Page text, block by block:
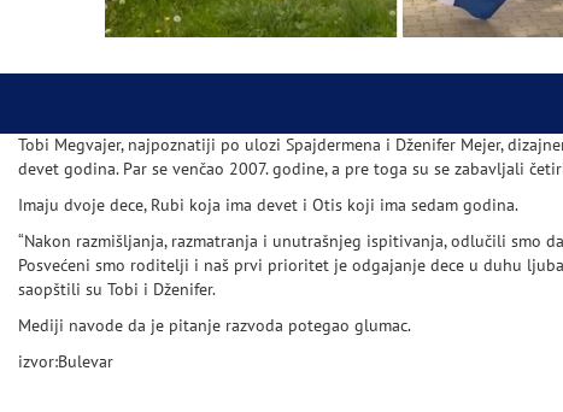
Tobi Megvajer, najpoznatiji po ulozi Spajdermena i Dženifer Mejer,
devet godina. Par se venčao 2007. godine, a pre toga su se zabavljali
Imaju dvoje dece, Rubi koja ima devet i Otis koji ima sedam godina.
“Nakon razmišljanja, razmatranja i unutrašnjeg ispitivanja, odlučili smo
Posvećeni smo roditelji i naš prvi prioritet je odgajanje dece u duhu
saopštili su Tobi i Dženifer.
Mediji navode da je pitanje razvoda potegao glumac.
izvor:Bulevar